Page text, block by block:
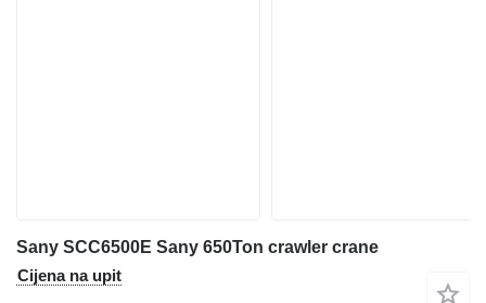
Sany SCC6500E Sany 650Ton crawler crane
Cijena na upit